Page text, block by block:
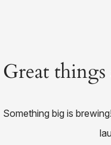
Great
Something big is